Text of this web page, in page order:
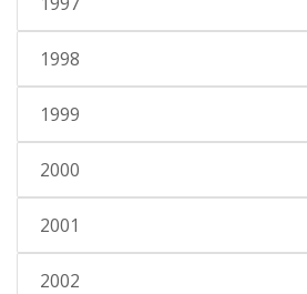
1998
1999
2000
2001
2002